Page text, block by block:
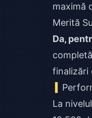
maximă
Merită
Da,
finalizări
La